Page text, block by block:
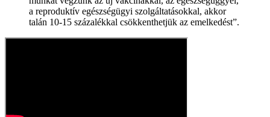
a reproduktív egészségügyi szolgáltatásokkal, akkor
talán 10-15 százalékkal csökkenthetjük az emelkedést”.